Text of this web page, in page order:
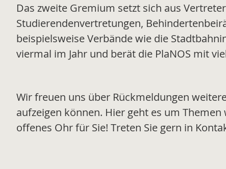
Das zweite Gremium setzt sich aus
Studierendenvertretungen,
beispielsweise Verbände wie die
viermal im Jahr und berät die PlaNOS mit
Wir freuen uns über Rückmeldungen
aufzeigen können. Hier geht es um
offenes Ohr für Sie! Treten Sie gern in